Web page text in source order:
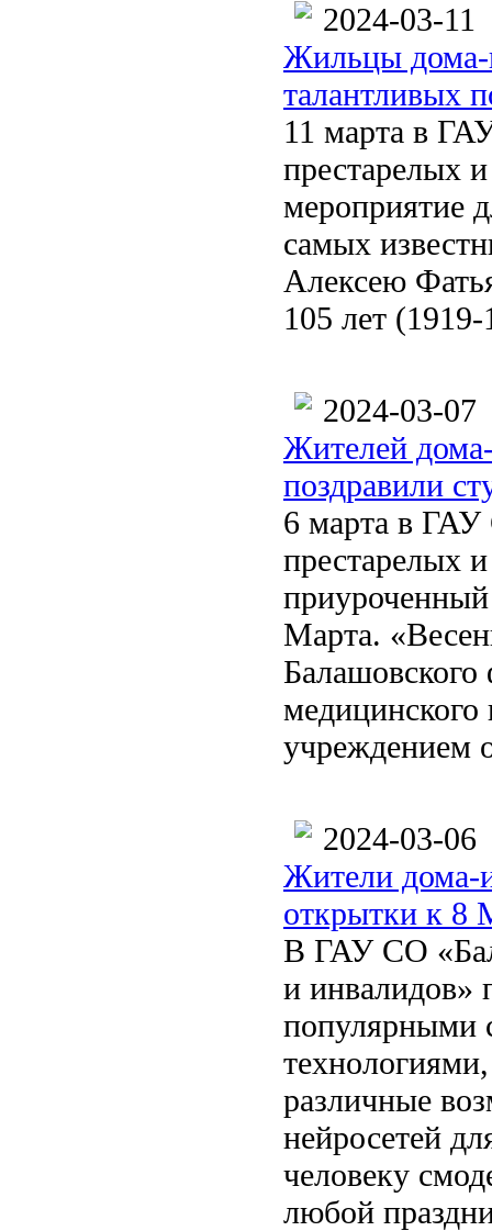
2024-03-11
Жильцы дома-
талантливых
11 марта в
престарелых
мероприятие
самых
Алексею
105 лет
2024-03-07
Жителей
поздравили
6 марта в ГАУ
престарелых
Марта.
Балашовского
учреждением
2024-03-06
Жители дома-
открытки к 8
В ГАУ СО
и инвалидов»
популярными
различные
нейросетей
человеку
любой